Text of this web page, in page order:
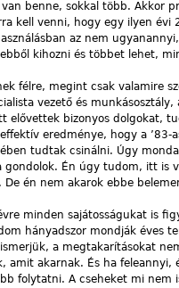
benne, sokkal több. Akkor
kell venni, hogy egy ilyen évi
az nem
kihozni és többet lehet,
félre, megint csak valamire
vezető és
elővettek bizonyos dolgokat,
eredménye, hogy a
tudtak csinálni. Úgy
gondolok. Én úgy tudom, itt
én nem akarok ebbe
minden sajátosságukat is
hányadszor mondják éves
a megtakarításokat
amit akarnak. És ha feleannyi,
folytatni. A cseheket mi